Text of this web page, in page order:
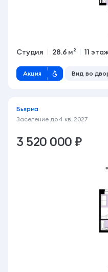
Студия 28.6 м² 11
Акция Вид во
Бьярма
Заселение до4 кв. 2027
3 520 000 ₽